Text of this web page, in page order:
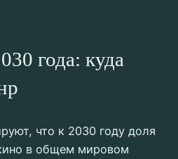
года: куда
что к 2030 году доля
в общем мировом